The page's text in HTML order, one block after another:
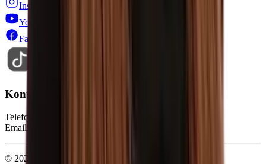
Instagram
YouTube
Facebook
Kontakt
Telefon: 0228-71005-0
Email: info@stepin.de
© 2026 Stepin GmbH. Alle Rechte vorbehalten.